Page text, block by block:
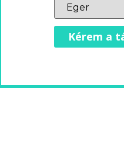
Kérem a